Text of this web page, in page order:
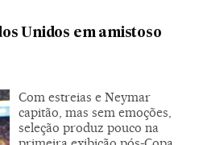
Unidos em amistoso
Com estreias e Neymar
capitão, mas sem emoções,
seleção produz pouco na